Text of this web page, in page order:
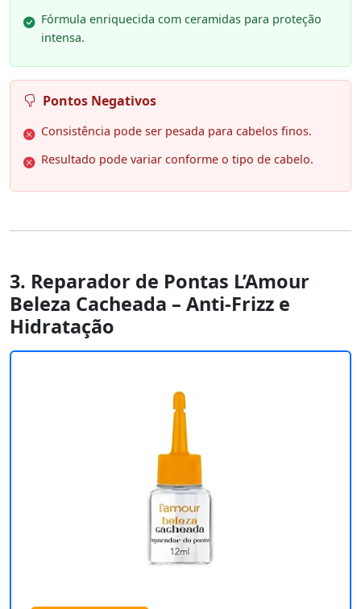
Fórmula enriquecida com ceramidas para proteção
intensa.
Pontos Negativos
Consistência pode ser pesada para cabelos finos.
Resultado pode variar conforme o tipo de cabelo.
3. Reparador de Pontas L’Amour
Beleza Cacheada – Anti-Frizz e
Hidratação